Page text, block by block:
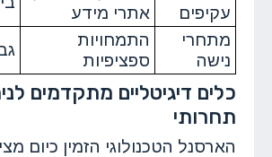
עקיפים
אתרי מידע
מתחרי
נישה
התמחויות
ספציפיות
כלים דיגיטליים מתקדמים
תחרותי
הארסנל הטכנולוגי הזמין כיום